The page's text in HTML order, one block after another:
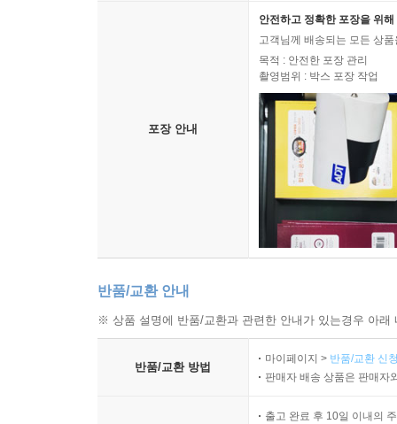
4. 파일 복구 255
5. 콘텐츠 복구 261
chapter 10 Search
1. 디지털 데이터 대상 검색 268
포장 안내
안전하고 정확한 포장을 위
고객님께 배송되는 모든 상
목적 : 안전한 포장 관리
촬영범위 : 박스 포장 작업
반품/교환 안내
※ 상품 설명에 반품/교환과 관련한 안내가 있는경우 아
반품/교환 방법
마이페이지 > 반품/교환 신
판매자 배송 상품은 판매자
출고 완료 후 10일 이내의